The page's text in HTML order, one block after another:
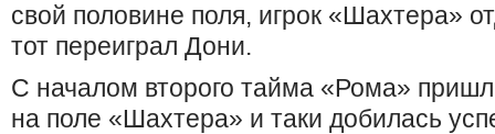
свой половине поля, игрок «Шахтера»
тот переиграл Дони.
С началом второго тайма «Рома»
на поле «Шахтера» и таки добилась